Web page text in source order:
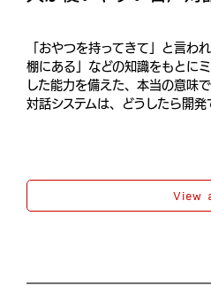
「おやつを持ってきて」と言わ
棚にある」などの知識をもとに
した能力を備えた、本当の意味
対話システムは、どうしたら開発
View